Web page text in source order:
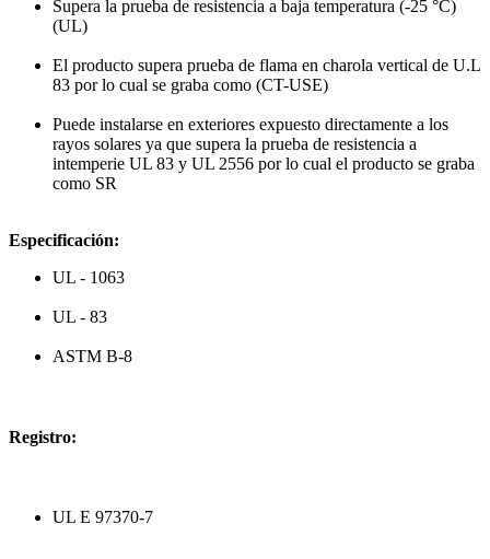
Supera la prueba de resistencia a baja temperatura (-25 °C)
(UL)
El producto supera prueba de flama en charola vertical de U.L
83 por lo cual se graba como (CT-USE)
Puede instalarse en exteriores expuesto directamente a los
rayos solares ya que supera la prueba de resistencia a
intemperie UL 83 y UL 2556 por lo cual el producto se graba
como SR
Especificación:
UL - 1063
UL - 83
ASTM B-8
Registro:
UL E 97370-7